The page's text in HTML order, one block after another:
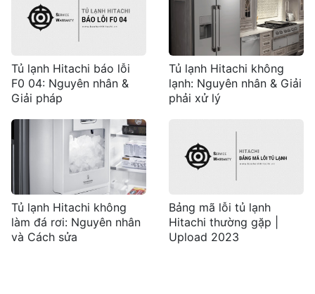
Tủ lạnh Hitachi báo lỗi
F0 04: Nguyên nhân &
Giải pháp
Tủ lạnh Hitachi không
lạnh: Nguyên nhân & Giải
phải xử lý
Tủ lạnh Hitachi không
làm đá rơi: Nguyên nhân
và Cách sửa
Bảng mã lỗi tủ lạnh
Hitachi thường gặp |
Upload 2023